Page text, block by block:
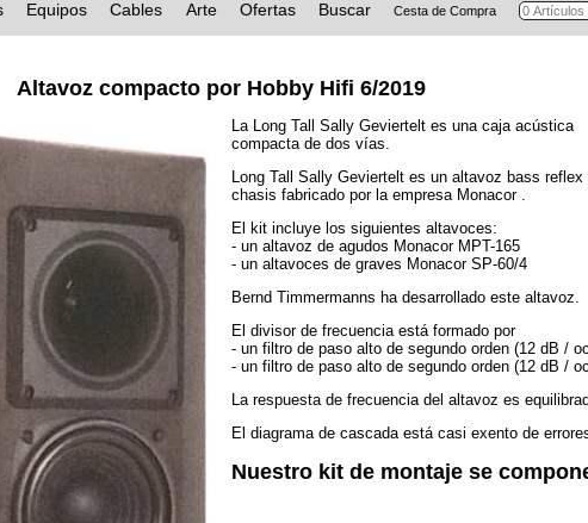
Equipos Cables Arte Ofertas Buscar Cesta de Compra
Altavoz compacto por Hobby Hifi 6/2019
La Long Tall Sally Geviertelt es una caja acústica
compacta de dos vías.
Long Tall Sally Geviertelt es un altavoz bass reflex
chasis fabricado por la empresa Monacor .
El kit incluye los siguientes altavoces:
- un altavoz de agudos Monacor MPT-165
- un altavoces de graves Monacor SP-60/4
Bernd Timmermanns ha desarrollado este altavoz.
El divisor de frecuencia está formado por
- un filtro de paso alto de segundo orden (12 dB /
- un filtro de paso alto de segundo orden (12 dB /
La respuesta de frecuencia del altavoz es
El diagrama de cascada está casi exento de
Nuestro kit de montaje se